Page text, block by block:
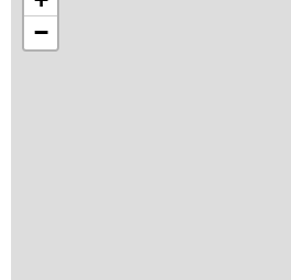
−